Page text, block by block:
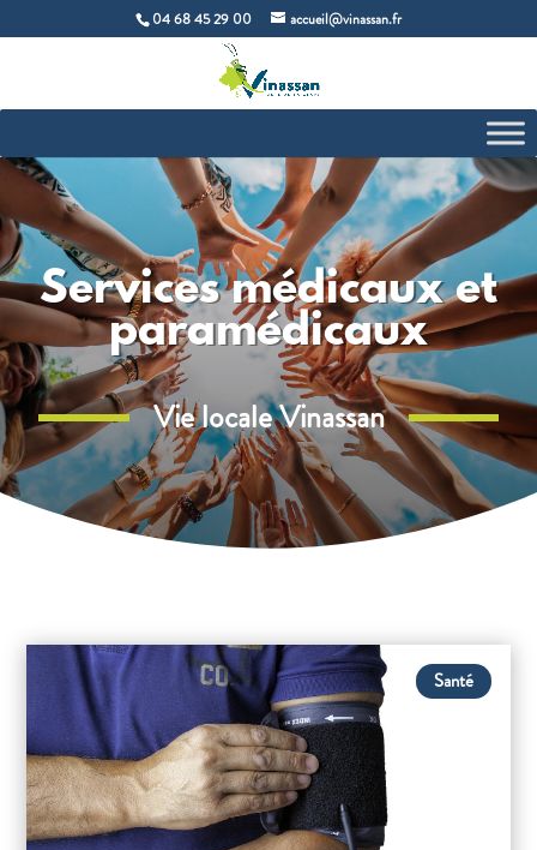
04 68 45 29 00 accueil@vinassan.fr
Services médicaux et
paramédicaux
Vie locale Vinassan
Santé